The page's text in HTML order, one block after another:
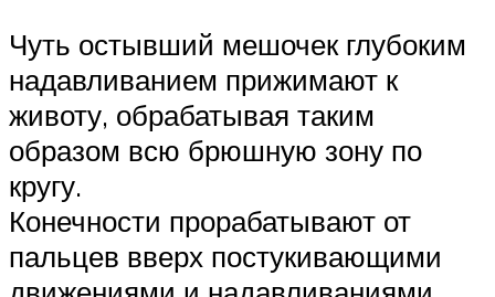
Чуть остывший мешочек глубоким
надавливанием прижимают к
животу, обрабатывая таким
образом всю брюшную зону по
кругу.
Конечности прорабатывают от
пальцев вверх постукивающими